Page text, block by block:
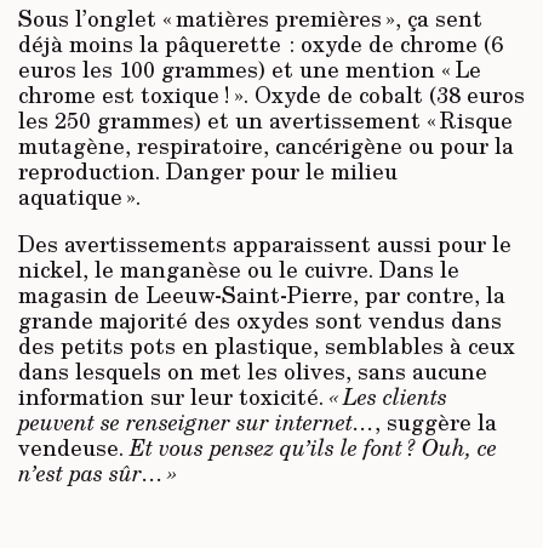
Sous l’onglet « matières premières », ça sent
déjà moins la pâquerette : oxyde de chrome (6
euros les 100 grammes) et une mention « Le
chrome est toxique ! ». Oxyde de cobalt (38 euros
les 250 grammes) et un avertissement « Risque
mutagène, respiratoire, cancérigène ou pour la
reproduction. Danger pour le milieu
aquatique ».
Des avertissements apparaissent aussi pour le
nickel, le manganèse ou le cuivre. Dans le
magasin de Leeuw-Saint-Pierre, par contre, la
grande majorité des oxydes sont vendus dans
des petits pots en plastique, semblables à ceux
dans lesquels on met les olives, sans aucune
information sur leur toxicité. « Les clients
peuvent se renseigner sur internet…, suggère la
vendeuse.Et vous pensez qu’ils le font ? Ouh, ce
n’est pas sûr… »